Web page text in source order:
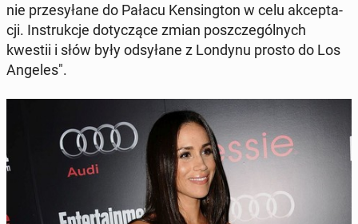
nie prze­sy­ła­ne do Pałacu Ken­sing­ton w celu ak­cep­ta­
cji. In­struk­cje do­ty­czą­ce zmian po­szcze­gól­nych
kwestii i słów były od­sy­ła­ne z Londynu prosto do Los
Angeles".